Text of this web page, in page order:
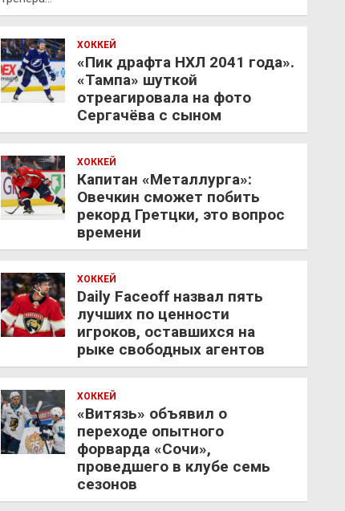
ХОККЕЙ
«Пик драфта НХЛ 2041 года».
«Тампа» шуткой
отреагировала на фото
Сергачёва с сыном
ХОККЕЙ
Капитан «Металлурга»:
Овечкин сможет побить
рекорд Гретцки, это вопрос
времени
ХОККЕЙ
Daily Faceoff назвал пять
лучших по ценности
игроков, оставшихся на
рыке свободных агентов
ХОККЕЙ
«Витязь» объявил о
переходе опытного
форварда «Сочи»,
проведшего в клубе семь
сезонов